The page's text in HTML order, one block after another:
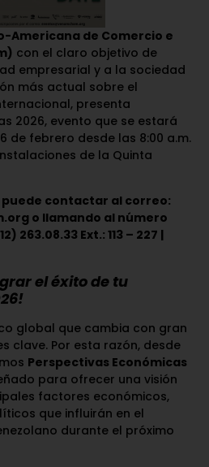
Americana de Comercio e
con el claro objetivo de
empresarial y a la sociedad
más actual sobre el
presenta
2026, evento que se estará
de febrero desde las 8:00 a.m.
de la Quinta
contactar al correo:
o llamando al número
263.08.33 Ext.: 113 – 227 |
el éxito de tu
global que cambia con gran
clave. Por esta razón, desde
Perspectivas Económicas
para ofrecer una visión
factores económicos,
que influirán en el
durante el próximo